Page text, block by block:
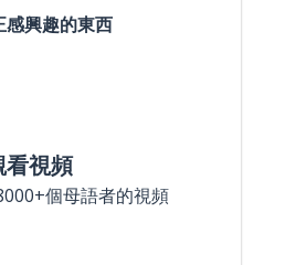
感興趣的東西
看視頻
個母語者的視頻